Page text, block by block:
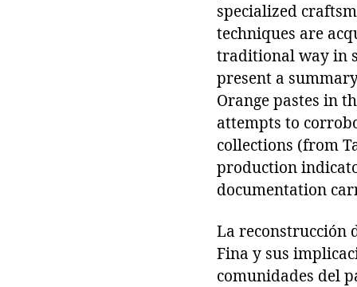
specialized
techniques are
traditional way in
present a
Orange pastes in
attempts to
collections (from
production
documentation
La reconstrucción
Fina y sus
comunidades del